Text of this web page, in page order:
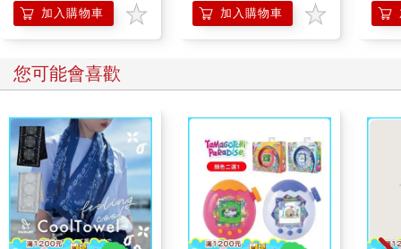
加入購物車 加入購物車
您可能會喜歡